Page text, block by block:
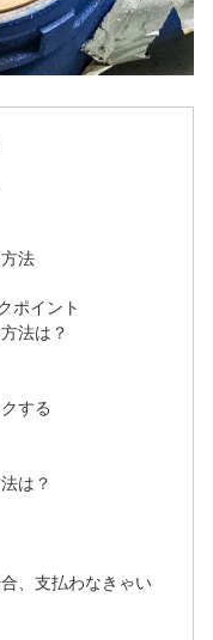
法
ポイント
法は？
する
は？
、支払わなきゃい